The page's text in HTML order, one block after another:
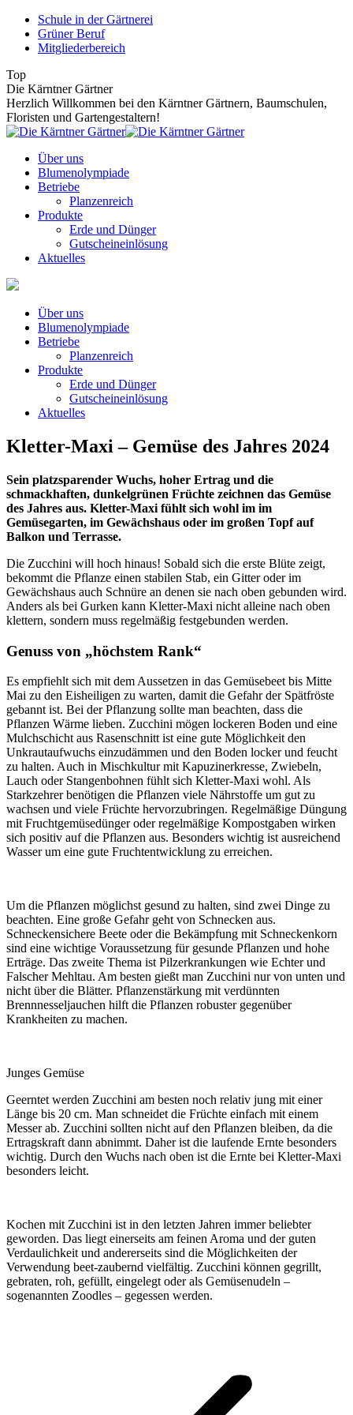
Zum
Inhalt
springen
Schule in der Gärtnerei
Grüner Beruf
Mitgliederbereich
Top
Die Kärntner Gärtner
Herzlich Willkommen bei den Kärntner Gärtnern, Baumschulen,
Floristen und Gartengestaltern!
Über uns
Blumenolympiade
Betriebe
Planzenreich
Produkte
Erde und Dünger
Gutscheineinlösung
Aktuelles
Über uns
Blumenolympiade
Betriebe
Planzenreich
Produkte
Erde und Dünger
Gutscheineinlösung
Aktuelles
Kletter-Maxi – Gemüse des Jahres 2024
Sein platzsparender Wuchs, hoher Ertrag und die
schmackhaften, dunkelgrünen Früchte zeichnen das Gemüse
des Jahres aus. Kletter-Maxi fühlt sich wohl im im
Gemüsegarten, im Gewächshaus oder im großen Topf auf
Balkon und Terrasse.
Die Zucchini will hoch hinaus! Sobald sich die erste Blüte zeigt,
bekommt die Pflanze einen stabilen Stab, ein Gitter oder im
Gewächshaus auch Schnüre an denen sie nach oben gebunden wird.
Anders als bei Gurken kann Kletter-Maxi nicht alleine nach oben
klettern, sondern muss regelmäßig festgebunden werden.
Genuss von „höchstem Rank“
Es empfiehlt sich mit dem Aussetzen in das Gemüsebeet bis Mitte
Mai zu den Eisheiligen zu warten, damit die Gefahr der Spätfröste
gebannt ist. Bei der Pflanzung sollte man beachten, dass die
Pflanzen Wärme lieben. Zucchini mögen lockeren Boden und eine
Mulchschicht aus Rasenschnitt ist eine gute Möglichkeit den
Unkrautaufwuchs einzudämmen und den Boden locker und feucht
zu halten. Auch in Mischkultur mit Kapuzinerkresse, Zwiebeln,
Lauch oder Stangenbohnen fühlt sich Kletter-Maxi wohl. Als
Starkzehrer benötigen die Pflanzen viele Nährstoffe um gut zu
wachsen und viele Früchte hervorzubringen. Regelmäßige Düngung
mit Fruchtgemüsedünger oder regelmäßige Kompostgaben wirken
sich positiv auf die Pflanzen aus. Besonders wichtig ist ausreichend
Wasser um eine gute Fruchtentwicklung zu erreichen.
Um die Pflanzen möglichst gesund zu halten, sind zwei Dinge zu
beachten. Eine große Gefahr geht von Schnecken aus.
Schneckensichere Beete oder die Bekämpfung mit Schneckenkorn
sind eine wichtige Voraussetzung für gesunde Pflanzen und hohe
Erträge. Das zweite Thema ist Pilzerkrankungen wie Echter und
Falscher Mehltau. Am besten gießt man Zucchini nur von unten und
nicht über die Blätter. Pflanzenstärkung mit verdünnten
Brennnesseljauchen hilft die Pflanzen robuster gegenüber
Krankheiten zu machen.
Junges Gemüse
Geerntet werden Zucchini am besten noch relativ jung mit einer
Länge bis 20 cm. Man schneidet die Früchte einfach mit einem
Messer ab. Zucchini sollten nicht auf den Pflanzen bleiben, da die
Ertragskraft dann abnimmt. Daher ist die laufende Ernte besonders
wichtig. Durch den Wuchs nach oben ist die Ernte bei Kletter-Maxi
besonders leicht.
Kochen mit Zucchini ist in den letzten Jahren immer beliebter
geworden. Das liegt einerseits am feinen Aroma und der guten
Verdaulichkeit und andererseits sind die Möglichkeiten der
Verwendung beet-zaubernd vielfältig. Zucchini können gegrillt,
gebraten, roh, gefüllt, eingelegt oder als Gemüsenudeln –
sogenannten Zoodles – gegessen werden.